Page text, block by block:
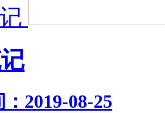
2019-08-25